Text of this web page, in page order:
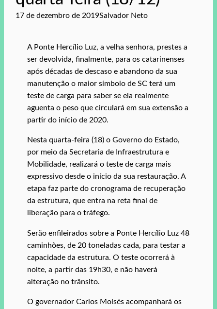
17 de dezembro de 2019Salvador Neto
A Ponte Hercílio Luz, a velha senhora, prestes a
ser devolvida, finalmente, para os catarinenses
após décadas de descaso e abandono da sua
manutenção o maior símbolo de SC terá um
teste de carga para saber se ela realmente
aguenta o peso que circulará em sua extensão a
partir do início de 2020.
Nesta quarta-feira (18) o Governo do Estado,
por meio da Secretaria de Infraestrutura e
Mobilidade, realizará o teste de carga mais
expressivo desde o início da sua restauração. A
etapa faz parte do cronograma de recuperação
da estrutura, que entra na reta final de
liberação para o tráfego.
Serão enfileirados sobre a Ponte Hercílio Luz 48
caminhões, de 20 toneladas cada, para testar a
capacidade da estrutura. O teste ocorrerá à
noite, a partir das 19h30, e não haverá
alteração no trânsito.
O governador Carlos Moisés acompanhará os